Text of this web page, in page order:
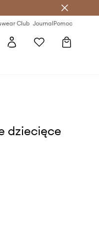
Club JournalPomoc
dziecięce